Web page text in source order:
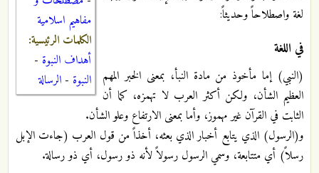
مفاهيم اسلامية
الكلمات الرئيسية:
أهداف النبوة -
النبوة - الرسالة
لغة واصطلاحاً وحديثاً:
في اللغة
(النبي) إما مأخوذ من مادة النبأ، بمعنى الخبر المهم
العظيم الشأن، ولكن أكثر العرب لا تهمزه، كما أن
الثابت في القرآن غير مهموز، وأما بمعنى الارتفاع وعلو الشأن.
و(الرسول) الذي يتابع أخبار الذي بعثه، أخذاً من قول العرب (جاءت الإبل
رسلاً) أي متتابعة، وسمي الرسول رسولاً لأنه ذو رسول، أي ذو رسالة.